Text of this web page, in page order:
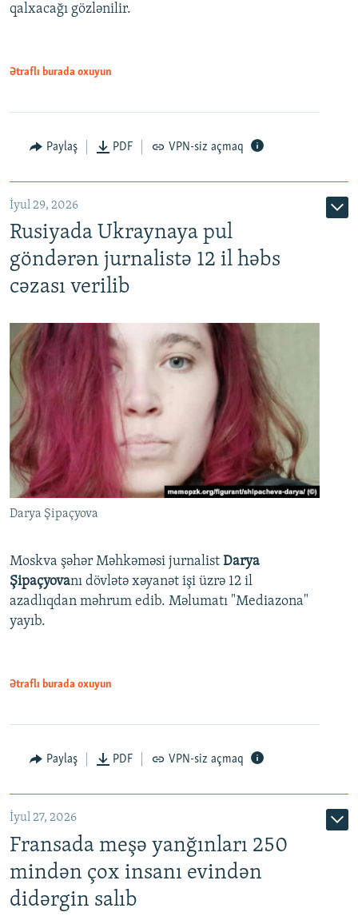
qalxacağı gözlənilir.
Ətraflı burada oxuyun
Paylaş PDF VPN-siz açmaq
İyul 29, 2026
Rusiyada Ukraynaya pul
göndərən jurnalistə 12 il həbs
cəzası verilib
Darya Şipaçyova
Moskva şəhər Məhkəməsi jurnalist Darya
Şipaçyovanı dövlətə xəyanət işi üzrə 12 il
azadlıqdan məhrum edib. Məlumatı "Mediazona"
yayıb.
Ətraflı burada oxuyun
Paylaş PDF VPN-siz açmaq
İyul 27, 2026
Fransada meşə yanğınları 250
mindən çox insanı evindən
didərgin salıb